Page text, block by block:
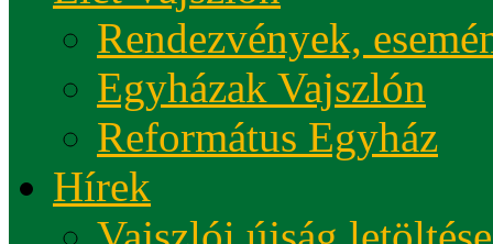
Rendezvények,
Egyházak Vajszlón
Református Egyház
Hírek